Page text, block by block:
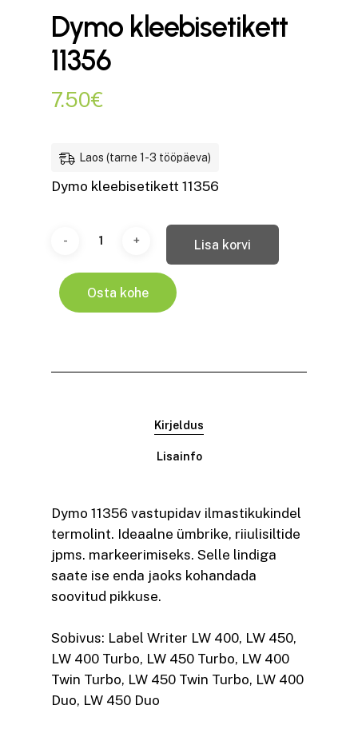
Dymo kleebisetikett
11356
7.50€
Laos (tarne 1-3 tööpäeva)
Dymo kleebisetikett 11356
Lisa korvi
Osta kohe
Kirjeldus
Lisainfo
Dymo 11356 vastupidav ilmastikukindel
termolint. Ideaalne ümbrike, riiulisiltide
jpms. markeerimiseks. Selle lindiga
saate ise enda jaoks kohandada
soovitud pikkuse.
Sobivus: Label Writer LW 400, LW 450,
LW 400 Turbo, LW 450 Turbo, LW 400
Twin Turbo, LW 450 Twin Turbo, LW 400
Duo, LW 450 Duo